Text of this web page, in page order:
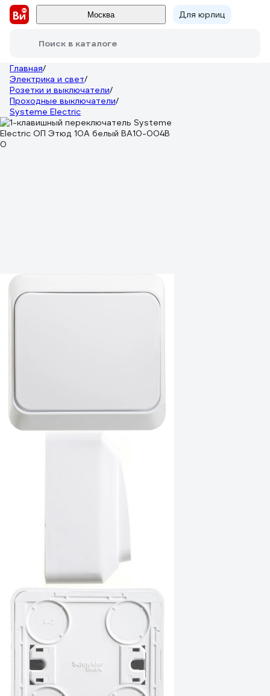
Москва Для юрлиц
Поиск в каталоге
Главная/
Электрика и свет/
Розетки и выключатели/
Проходные выключатели/
Systeme Electric